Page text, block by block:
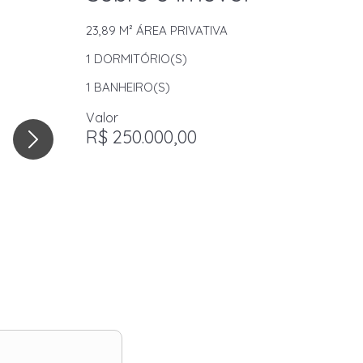
23,89 M² ÁREA PRIVATIVA
1 DORMITÓRIO(S)
1 BANHEIRO(S)
Valor
R$ 250.000,00